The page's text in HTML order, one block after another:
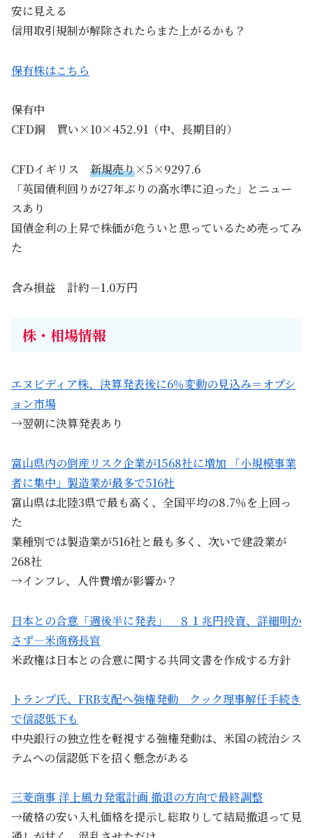
安に見える
信用取引規制が解除されたらまた上がるかも？
保有株はこちら
保有中
CFD銅 買い×10×452.91（中、長期目的）
CFDイギリス 新規売り×5×9297.6
「英国債利回りが27年ぶりの高水準に迫った」とニュー
スあり
国債金利の上昇で株価が危ういと思っているため売ってみ
た
含み損益 計約－1.0万円
株・相場情報
エヌビディア株、決算発表後に6％変動の見込み＝オプシ
ョン市場
→翌朝に決算発表あり
富山県内の倒産リスク企業が1568社に増加 「小規模事業
者に集中」製造業が最多で516社
富山県は北陸3県で最も高く、全国平均の8.7％を上回っ
た
業種別では製造業が516社と最も多く、次いで建設業が
268社
→インフレ、人件費増が影響か？
日本との合意「週後半に発表」 ８１兆円投資、詳細明か
さず―米商務長官
米政権は日本との合意に関する共同文書を作成する方針
トランプ氏、FRB支配へ強権発動 クック理事解任手続き
で信認低下も
中央銀行の独立性を軽視する強権発動は、米国の統治シス
テムへの信認低下を招く懸念がある
三菱商事 洋上風力発電計画 撤退の方向で最終調整
→破格の安い入札価格を提示し総取りして結局撤退って見